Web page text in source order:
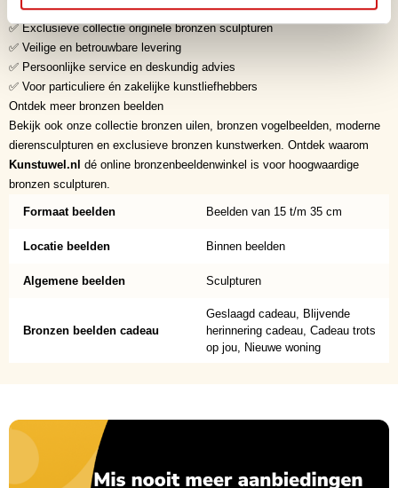
✅ Hoogwaardige kwaliteit en verfijnde afwerking
✅ Exclusieve collectie originele bronzen sculpturen
✅ Veilige en betrouwbare levering
✅ Persoonlijke service en deskundig advies
✅ Voor particuliere én zakelijke kunstliefhebbers
Ontdek meer bronzen beelden
Bekijk ook onze collectie bronzen uilen, bronzen vogelbeelden, moderne
dierensculpturen en exclusieve bronzen kunstwerken. Ontdek waarom
Kunstuwel.nl dé online bronzenbeeldenwinkel is voor hoogwaardige
bronzen sculpturen.
Formaat beelden Beelden van 15 t/m 35 cm
Locatie beelden Binnen beelden
Algemene beelden Sculpturen
Bronzen beelden cadeau
Geslaagd cadeau, Blijvende
herinnering cadeau, Cadeau trots
op jou, Nieuwe woning